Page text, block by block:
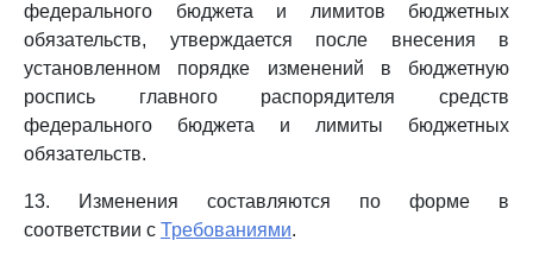
федерального бюджета и лимитов бюджетных
обязательств, утверждается после внесения в
установленном порядке изменений в бюджетную
роспись главного распорядителя средств
федерального бюджета и лимиты бюджетных
обязательств.
13. Изменения составляются по форме в
соответствии с Требованиями.